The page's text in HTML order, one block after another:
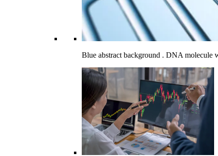
Blue abstract background . DNA molecule